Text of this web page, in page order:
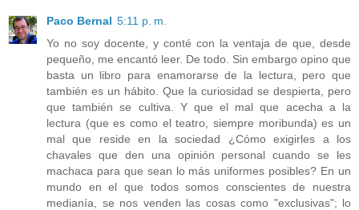
Paco Bernal 5:11 p. m.
Yo no soy docente, y conté con la ventaja de que, desde
pequeño, me encantó leer. De todo. Sin embargo opino que
basta un libro para enamorarse de la lectura, pero que
también es un hábito. Que la curiosidad se despierta, pero
que también se cultiva. Y que el mal que acecha a la
lectura (que es como el teatro, siempre moribunda) es un
mal que reside en la sociedad ¿Cómo exigirles a los
chavales que den una opinión personal cuando se les
machaca para que sean lo más uniformes posibles? En un
mundo en el que todos somos conscientes de nuestra
medianía, se nos venden las cosas como "exclusivas"; lo